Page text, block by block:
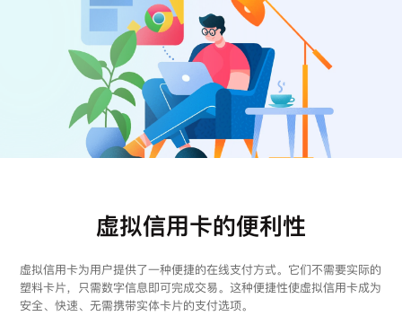
虚拟信用卡的便利性
虚拟信用卡为用户提供了一种便捷的在线支付方式。它们不需要实际的
塑料卡片，只需数字信息即可完成交易。这种便捷性使虚拟信用卡成为
安全、快速、无需携带实体卡片的支付选项。